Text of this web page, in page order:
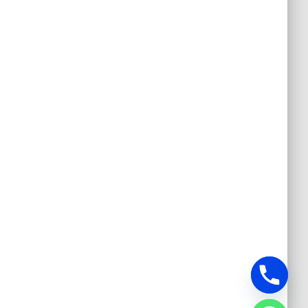
D
C
H